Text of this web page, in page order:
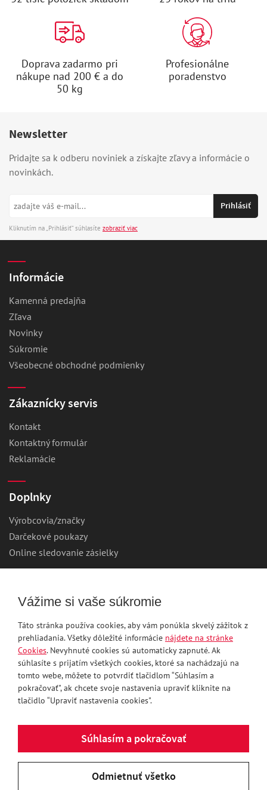
Doprava zadarmo pri
nákupe nad 200 € a do
50 kg
Profesionálne
poradenstvo
Newsletter
Pridajte sa k odberu noviniek a získajte zľavy a informácie o
novinkách.
Kliknutím na „Prihlásiť“ súhlasíte zobraziť viac
Informácie
Kamenná predajňa
Zľava
Novinky
Súkromie
Všeobecné obchodné podmienky
Zákaznícky servis
Kontakt
Kontaktný formulár
Reklamácie
Doplnky
Výrobcovia/značky
Darčekové poukazy
Online sledovanie zásielky
Registrácia
Zabudnuté heslo
Telefón
eshop@maxnaradie.sk
facebook
Vážime si vaše súkromie
Táto stránka používa cookies, aby vám ponúkla skvelý zážitok z
prehliadania. Všetky dôležité informácie nájdete na stránke
Cookies. Nevyhnuté cookies sú automaticky zapnuté. Ak
súhlasíte s prijatím všetkých cookies, ktoré sa nachádzajú na
tomto webe, môžete to potvrdiť tlačidlom “Súhlasím a
pokračovať", ak chcete svoje nastavenia upraviť kliknite na
tlačidlo “Upraviť nastavenia cookies".
Súhlasím a pokračovať
Odmietnuť všetko